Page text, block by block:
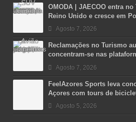
OMODA | JAECOO entra
Reino Unido e cresce em
Agosto 7, 2026
Reclamações no Turismo
concentram-se nas
Agosto 7, 2026
FeelAzores Sports leva
Açores com tours de
Agosto 5, 2026